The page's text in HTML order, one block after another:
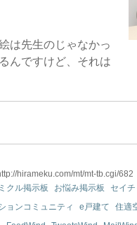
は先生のじゃなかっ
んですけど、それは
hirameku.com/mt/mt-tb.cgi/682
ミクル掲示板 お悩み掲示板
セイ
ョンコミュニティ e戸建て
住適